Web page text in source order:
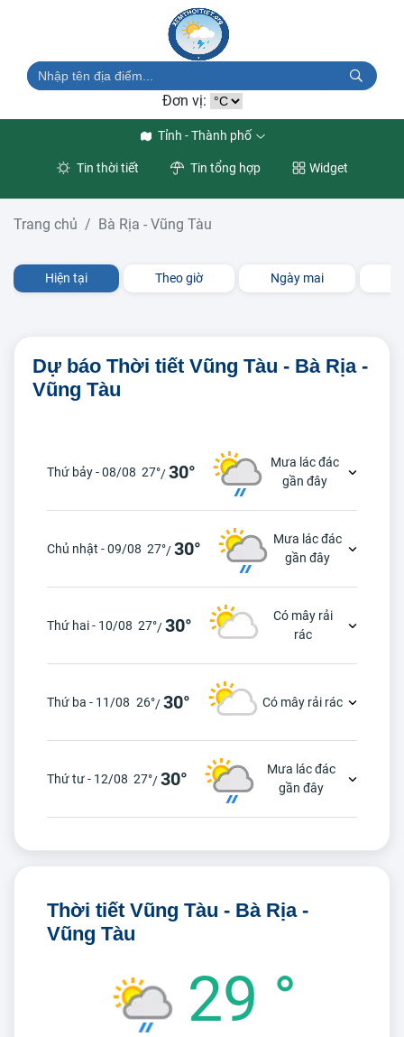
Đơn vị:
Tỉnh - Thành phố
Tin thời tiết Tin tổng hợp Widget
Trang chủ Bà Rịa - Vũng Tàu
Hiện tại Theo giờ Ngày mai
Dự báo Thời tiết Vũng Tàu - Bà Rịa -
Vũng Tàu
Thứ bảy - 08/08 27°/30°
Mưa lác đác
gần đây
Chủ nhật - 09/08 27°/30°
Mưa lác đác
gần đây
Thứ hai - 10/08 27°/30°
Có mây rải
rác
Thứ ba - 11/08 26°/30° Có mây rải rác
Thứ tư - 12/08 27°/30°
Mưa lác đác
gần đây
Thời tiết Vũng Tàu - Bà Rịa -
Vũng Tàu
29 °